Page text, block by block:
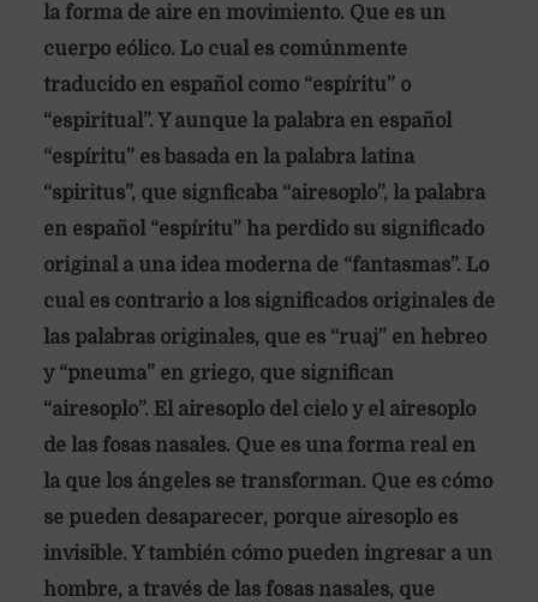
la forma de aire en movimiento. Que es un
cuerpo eólico. Lo cual es comúnmente
traducido en español como “espíritu” o
“espiritual”. Y aunque la palabra en español
“espíritu” es basada en la palabra latina
“spiritus”, que signficaba “airesoplo”, la palabra
en español “espíritu” ha perdido su significado
original a una idea moderna de “fantasmas”. Lo
cual es contrario a los significados originales de
las palabras originales, que es “ruaj” en hebreo
y “pneuma” en griego, que significan
“airesoplo”. El airesoplo del cielo y el airesoplo
de las fosas nasales. Que es una forma real en
la que los ángeles se transforman. Que es cómo
se pueden desaparecer, porque airesoplo es
invisible. Y también cómo pueden ingresar a un
hombre, a través de las fosas nasales, que